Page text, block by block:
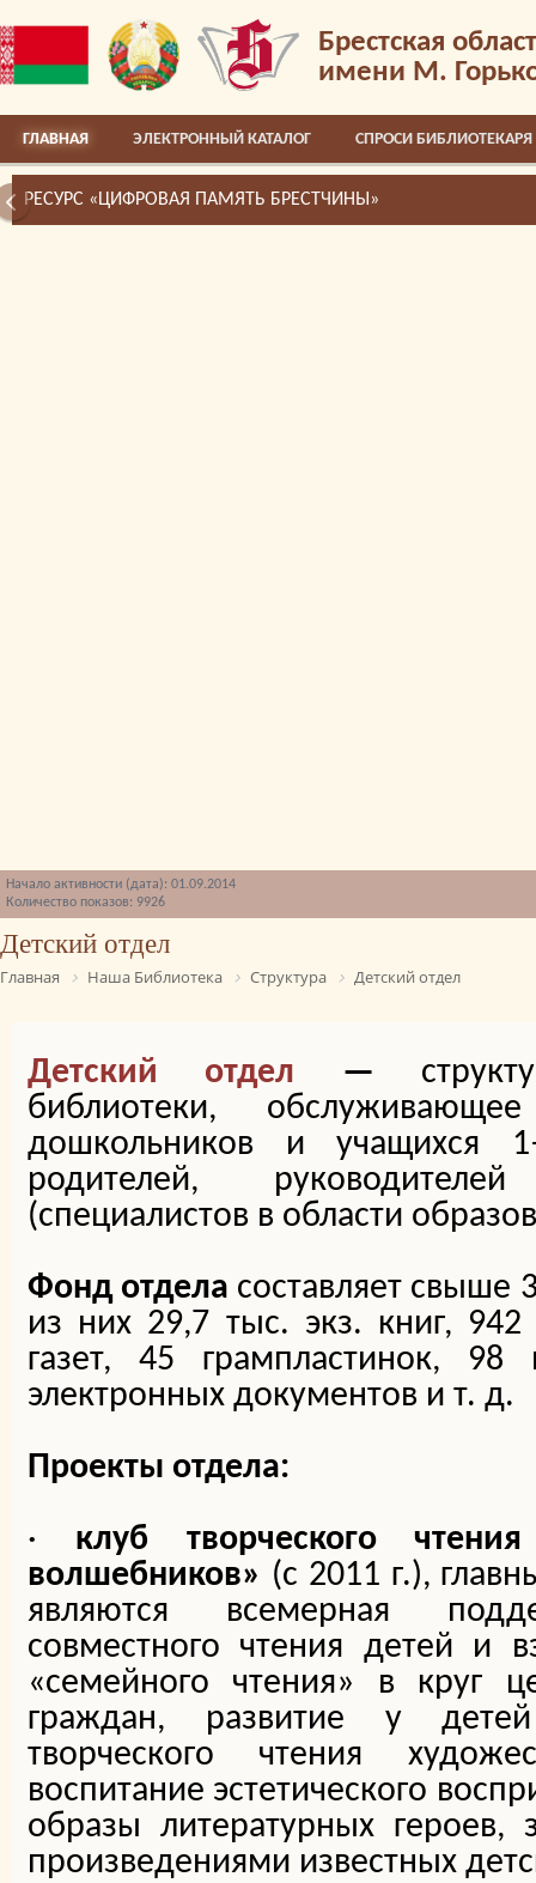
Брестская
имени М.
ГЛАВНАЯ ЭЛЕКТРОННЫЙ КАТАЛОГ СПРОСИ БИБЛИОТЕКАРЯ
РЕСУРС «ЦИФРОВАЯ ПАМЯТЬ БРЕСТЧИНЫ»
Начало активности (дата): 01.09.2014
Количество показов: 9926
Детский отдел
Главная Наша Библиотека Структура Детский отдел
Детский отдел —
библиотеки,
дошкольников и учащихся
родителей,
(специалистов в области
Фонд отдела составляет свыше
из них 29,7 тыс. экз. книг,
газет, 45 грампластинок, 98
электронных документов и т. д.
Проекты отдела:
· клуб творческого
волшебников» (с 2011 г.),
являются всемерная
совместного чтения детей и
«семейного чтения» в круг
граждан, развитие у
творческого чтения
воспитание эстетического
образы литературных героев,
произведениями известных